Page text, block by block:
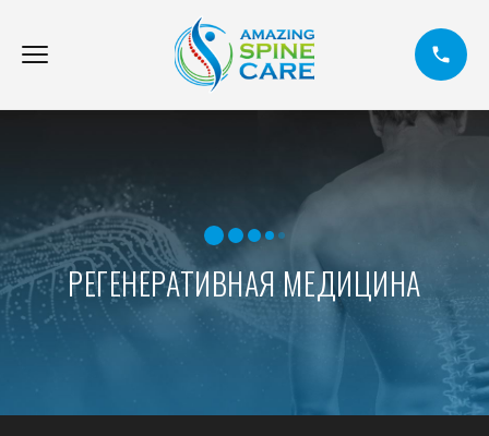
РЕГЕНЕРАТИВНАЯ МЕДИЦИНА